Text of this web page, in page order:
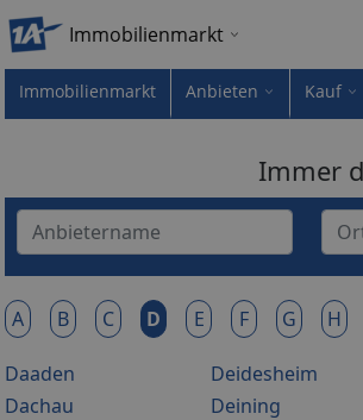
Immobilienmarkt
Immobilienmarkt Anbieten Kauf
Immer
A B C D E F G H
Daaden
Dachau
Deidesheim
Deining